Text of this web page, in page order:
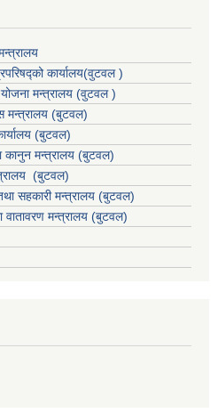
कार्यालय(वुटवल )
योजना मन्त्रालय (वुटवल )
मन्त्रालय (बुटवल)
(बुटवल)
कानुन मन्त्रालय (बुटवल)
(बुटवल)
सहकारी मन्त्रालय (बुटवल)
मन्त्रालय (बुटवल)